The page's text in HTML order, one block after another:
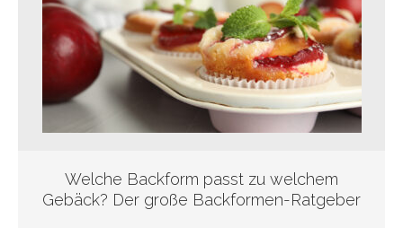
Welche Backform passt zu welchem
Gebäck? Der große Backformen-Ratgeber